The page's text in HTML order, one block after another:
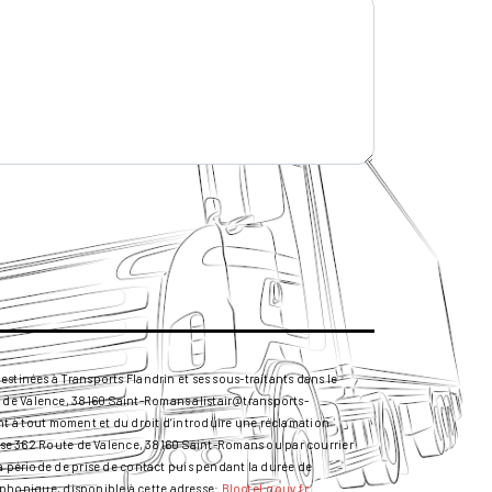
à Transports Flandrin et ses sous-traitants dans le
Valence, 38160 Saint-Romans alistair@transports-
à tout moment et du droit d’introduire une réclamation
362 Route de Valence, 38160 Saint-Romans ou par courrier
de prise de contact puis pendant la durée de
disponible à cette adresse:
Bloctel.gouv.fr.